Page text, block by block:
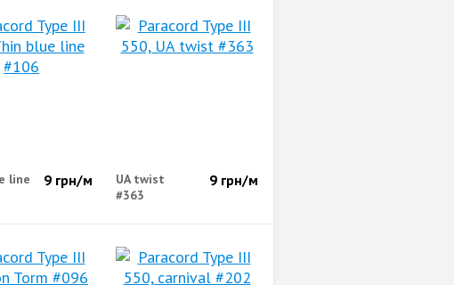
line
9 грн/м
UA twist
#363
9 грн/м